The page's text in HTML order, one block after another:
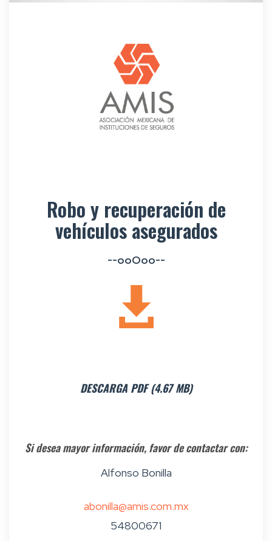
Robo y recuperación de
vehículos asegurados
--ooOoo--
DESCARGA PDF (4.67 MB)
Si desea mayor información, favor de contactar con:
Alfonso Bonilla
abonilla@amis.com.mx
54800671